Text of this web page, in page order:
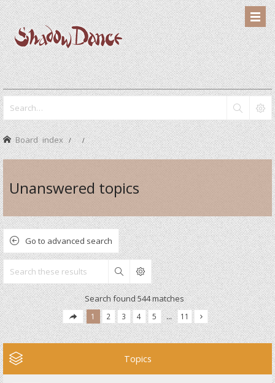
Board index
Unanswered topics
Go to advanced search
Search
Search found 544 matches
1 2 3 4 5 … 11
Topics